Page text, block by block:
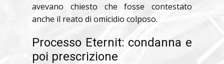
avevano chiesto che fosse contestato
anche il reato di omicidio colposo.
Processo Eternit: condanna e
poi prescrizione